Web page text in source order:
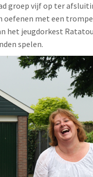
groep vijf op ter
oefenen met een
het jeugdorkest
spelen.